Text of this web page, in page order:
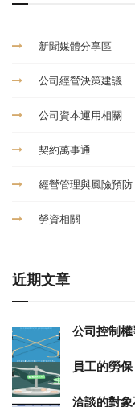
新聞媒體分享區
公司經營決策建議
公司資本運用相關
契約萬事通
經營管理與風險預防
勞資相關
近期文章
公司控制
員工的勞
洽談的對